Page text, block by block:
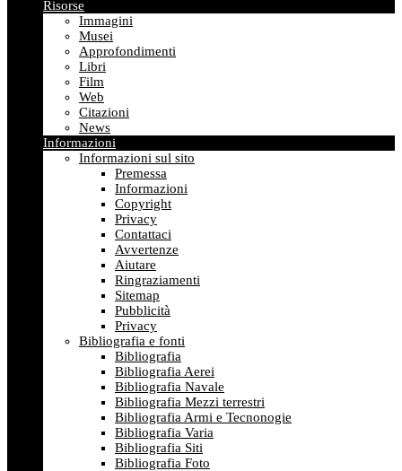
Risorse
Immagini
Musei
Approfondimenti
Libri
Film
Web
Citazioni
News
Informazioni
Informazioni sul sito
Premessa
Informazioni
Copyright
Privacy
Contattaci
Avvertenze
Aiutare
Ringraziamenti
Sitemap
Pubblicità
Privacy
Bibliografia e fonti
Bibliografia
Bibliografia Aerei
Bibliografia Navale
Bibliografia Mezzi terrestri
Bibliografia Armi e Tecnonogie
Bibliografia Varia
Bibliografia Siti
Bibliografia Foto